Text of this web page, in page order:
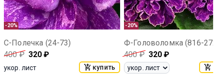
-20%
С-Полечка (24-73)
400₽ 320 ₽
укор. лист купить
-20%
Ф-Головоломка (816-
400₽ 320 ₽